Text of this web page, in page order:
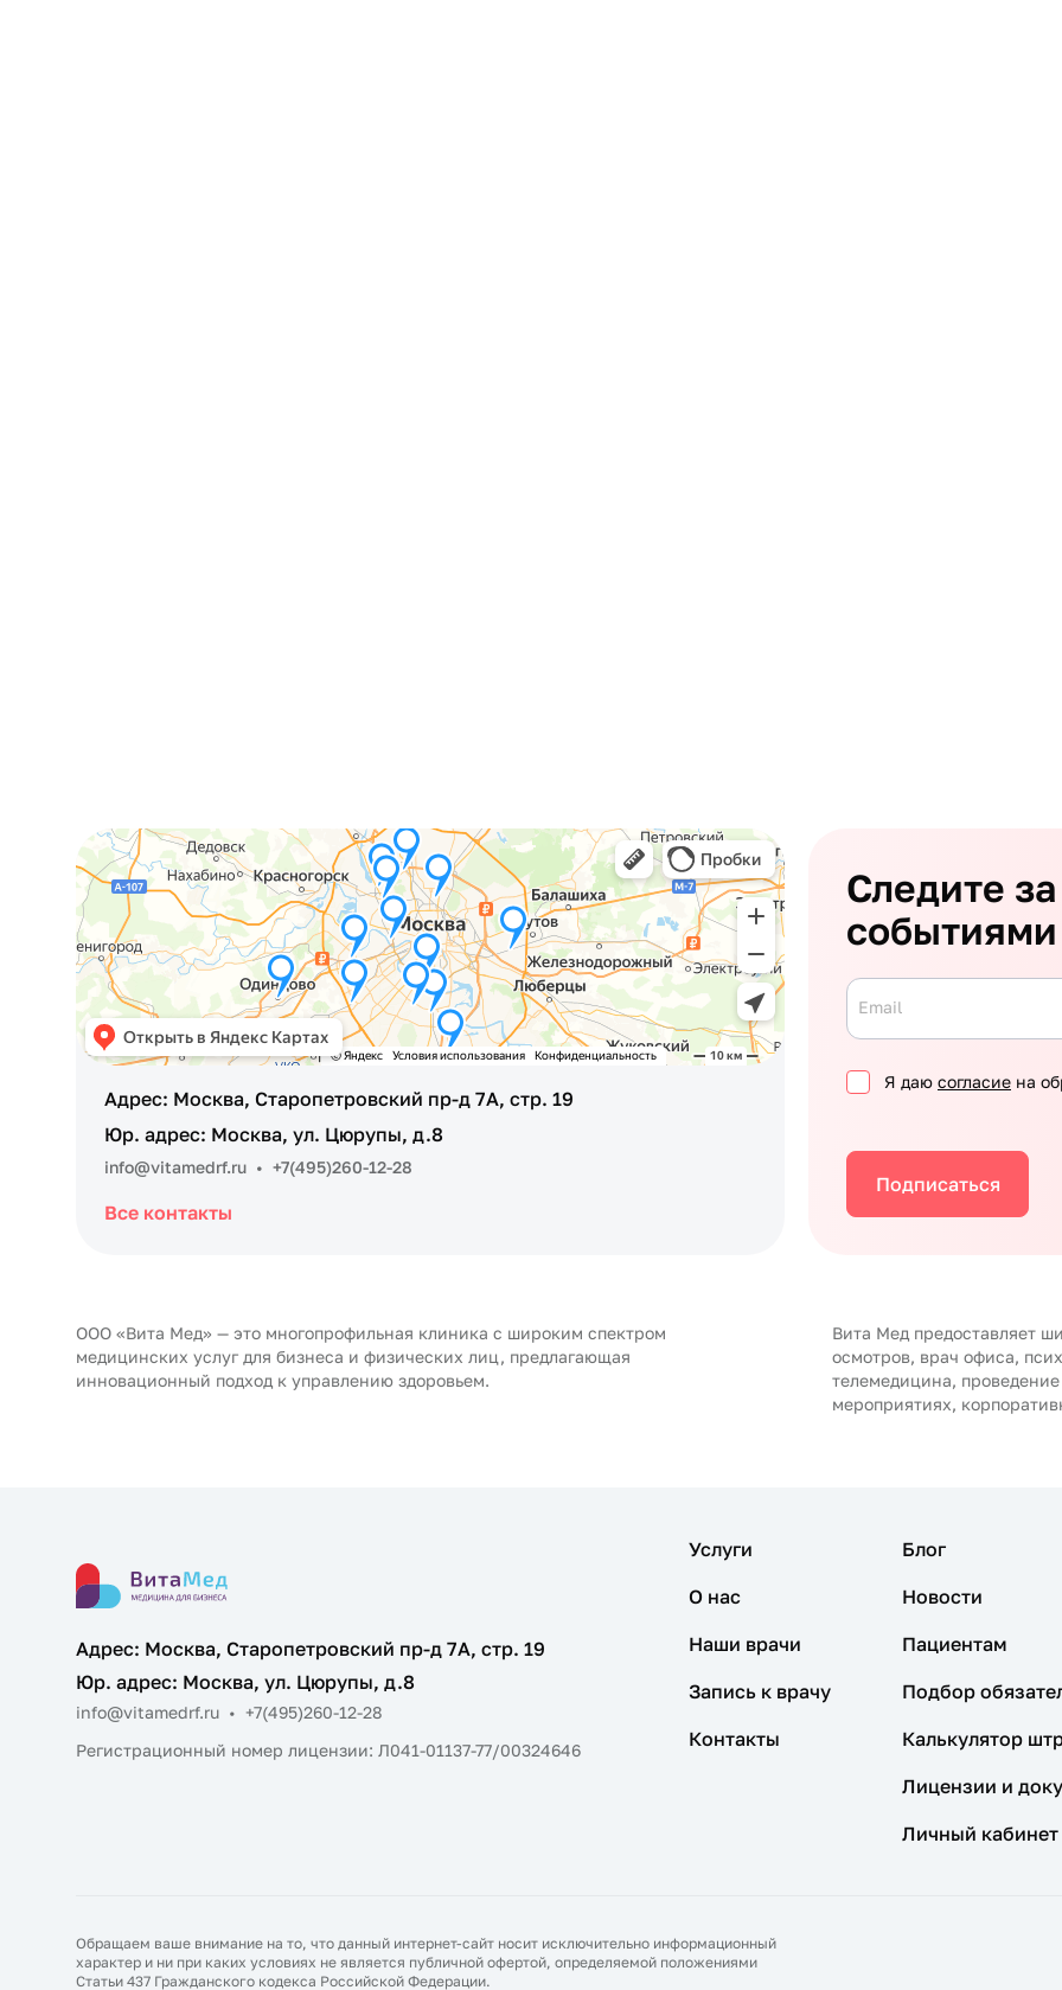
Адрес: Москва, Старопетровский пр-д 7А, стр. 19
Юр. адрес: Москва, ул. Цюрупы, д.8
info@vitamedrf.ru • +7(495)260-12-28
Все контакты
Следите
событиями
Email
Я даю согласие на
Подписаться
ООО «Вита Мед» — это многопрофильная клиника с широким спектром
медицинских услуг для бизнеса и физических лиц, предлагающая
инновационный подход к управлению здоровьем.
Вита Мед предоставляет
осмотров, врач офиса,
телемедицина,
мероприятиях,
Адрес: Москва, Старопетровский пр-д 7А, стр. 19
Юр. адрес: Москва, ул. Цюрупы, д.8
info@vitamedrf.ru • +7(495)260-12-28
Регистрационный номер лицензии: Л041-01137-77/00324646
Услуги
О нас
Наши врачи
Запись к врачу
Контакты
Блог
Новости
Пациентам
Подбор
Калькулятор
Лицензии и
Личный кабинет
Обращаем ваше внимание на то, что данный интернет-сайт носит исключительно информационный
характер и ни при каких условиях не является публичной офертой, определяемой положениями
Статьи 437 Гражданского кодекса Российской Федерации.